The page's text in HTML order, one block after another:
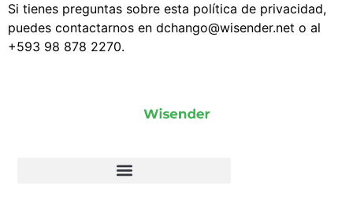
Si tienes preguntas sobre esta política de privacidad,
puedes contactarnos en dchango@wisender.net o al
+593 98 878 2270.